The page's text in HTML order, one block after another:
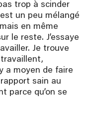
trop à scinder
un peu mélangé
en même
le reste. J’essaye
Je trouve
a moyen de faire
rapport sain au
parce qu’on se